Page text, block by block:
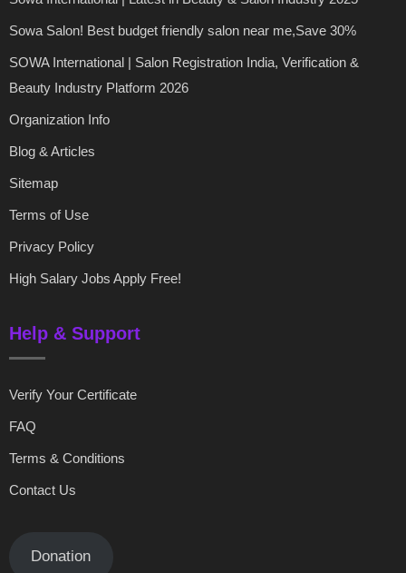
Sowa Salon! Best budget friendly salon near me,Save 30%
SOWA International | Salon Registration India, Verification &
Beauty Industry Platform 2026
Organization Info
Blog & Articles
Sitemap
Terms of Use
Privacy Policy
High Salary Jobs Apply Free!
Help & Support
Verify Your Certificate
FAQ
Terms & Conditions
Contact Us
Donation